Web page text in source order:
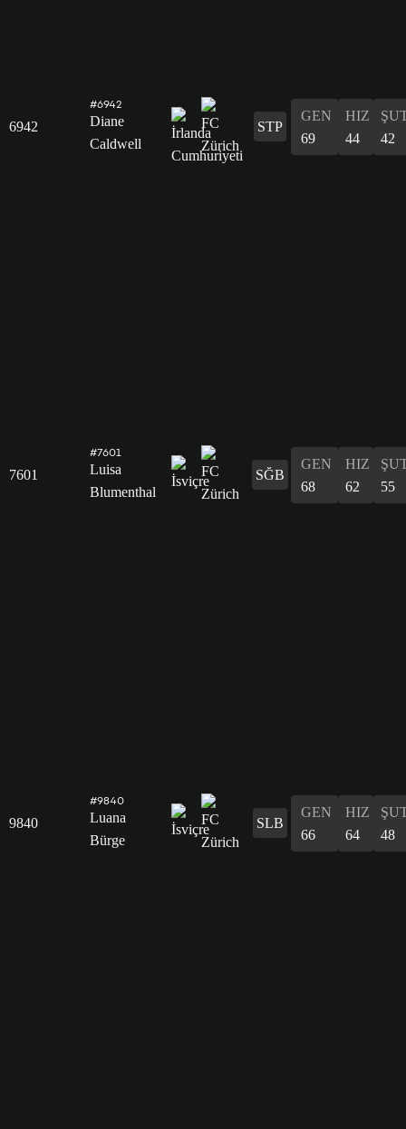
6942
#6942
Diane
Caldwell
STP
GEN
69
HIZ
44
42
7601
#7601
Luisa
Blumenthal
SĞB
GEN
68
HIZ
62
55
9840
#9840
Luana
Bürge
SLB
GEN
66
HIZ
64
48